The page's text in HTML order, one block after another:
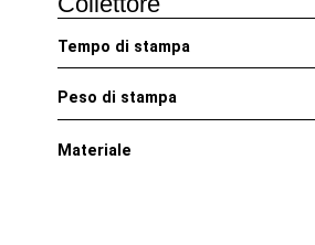
Tempo di stampa
Peso di stampa
Materiale